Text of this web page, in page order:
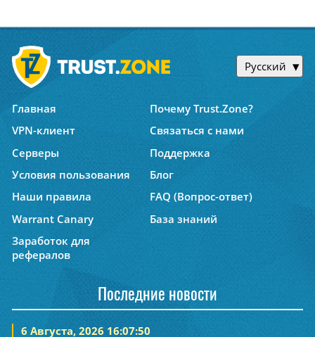
Русский
Главная
Почему Trust.Zone?
VPN-клиент
Связаться с нами
Серверы
Поддержка
Условия пользования
Блог
Наши правила
FAQ (Вопрос-ответ)
Warrant Canary
База знаний
Заработок для
рефералов
Последние новости
6 Августа, 2026 16:07:50